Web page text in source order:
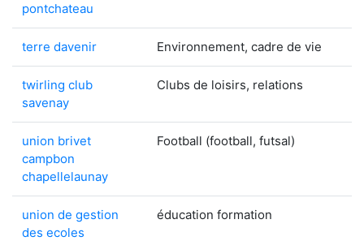
pontchateau
terre davenir Environnement, cadre de vie
twirling club
savenay
Clubs de loisirs, relations
union brivet
campbon
chapellelaunay
Football (football, futsal)
union de gestion
des ecoles
éducation formation